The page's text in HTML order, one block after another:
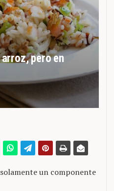
pero en
un componente